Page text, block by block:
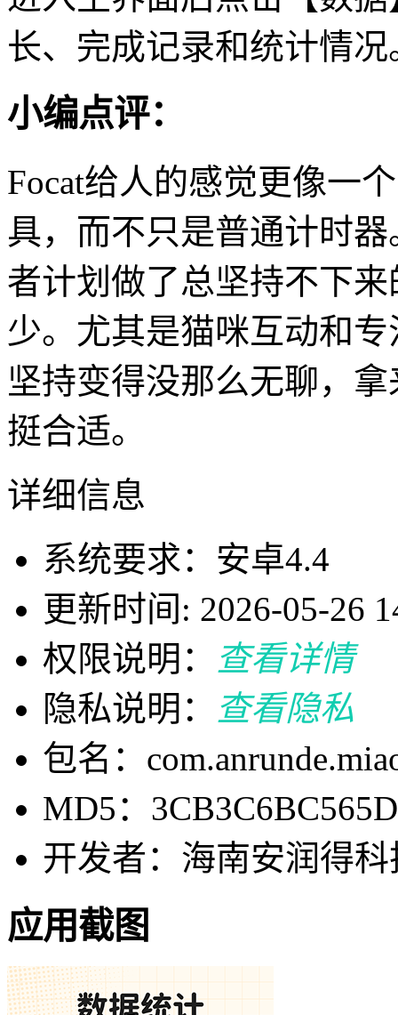
长、完成记录和统计情况
小编点评：
Focat给人的感觉更像一
具，而不只是普通计时
者计划做了总坚持不下
少。尤其是猫咪互动和
坚持变得没那么无聊，
挺合适。
详细信息
系统要求：安卓4.4
更新时间: 2026-05-26
权限说明：
查看详情
隐私说明：
查看隐私
包名：
MD5：
开发者：海南安润得
应用截图